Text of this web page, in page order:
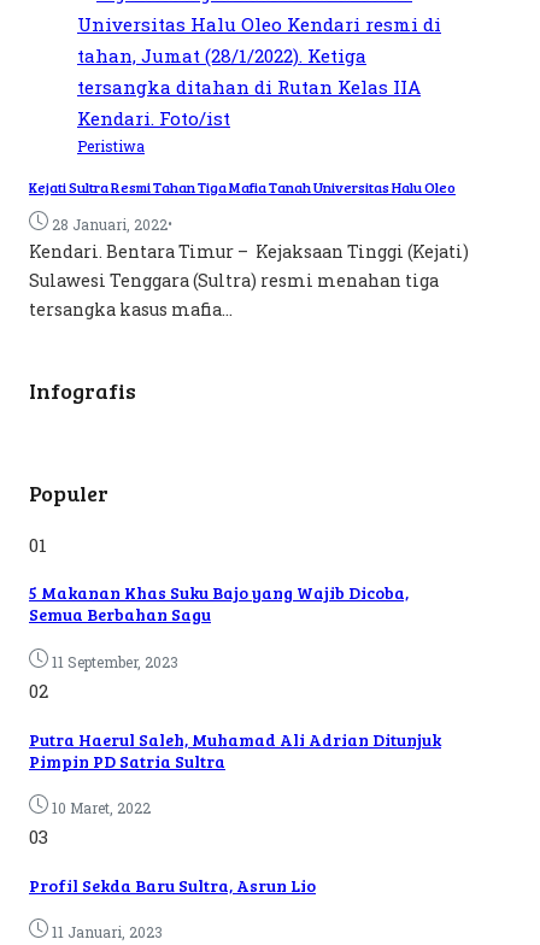
Peristiwa
Kejati Sultra Resmi Tahan Tiga Mafia Tanah Universitas Halu Oleo
28 Januari, 2022•
Kendari. Bentara Timur – Kejaksaan Tinggi (Kejati)
Sulawesi Tenggara (Sultra) resmi menahan tiga
tersangka kasus mafia...
Infografis
Populer
01
5 Makanan Khas Suku Bajo yang Wajib Dicoba,
Semua Berbahan Sagu
11 September, 2023
02
Putra Haerul Saleh, Muhamad Ali Adrian Ditunjuk
Pimpin PD Satria Sultra
10 Maret, 2022
03
Profil Sekda Baru Sultra, Asrun Lio
11 Januari, 2023